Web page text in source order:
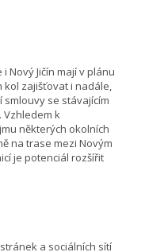
Nový Jičín mají v plánu
kol zajišťovat i nadále,
se stávajícím
k
některých okolních
na trase mezi Novým
je potenciál rozšířit
a sociálních sítí